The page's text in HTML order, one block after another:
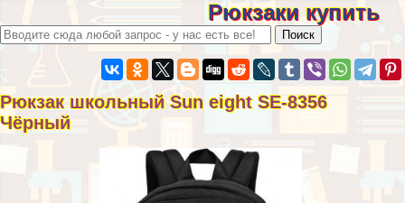
Рюкзаки купить
Рюкзак школьный Sun eight SE-8356
Чёрный